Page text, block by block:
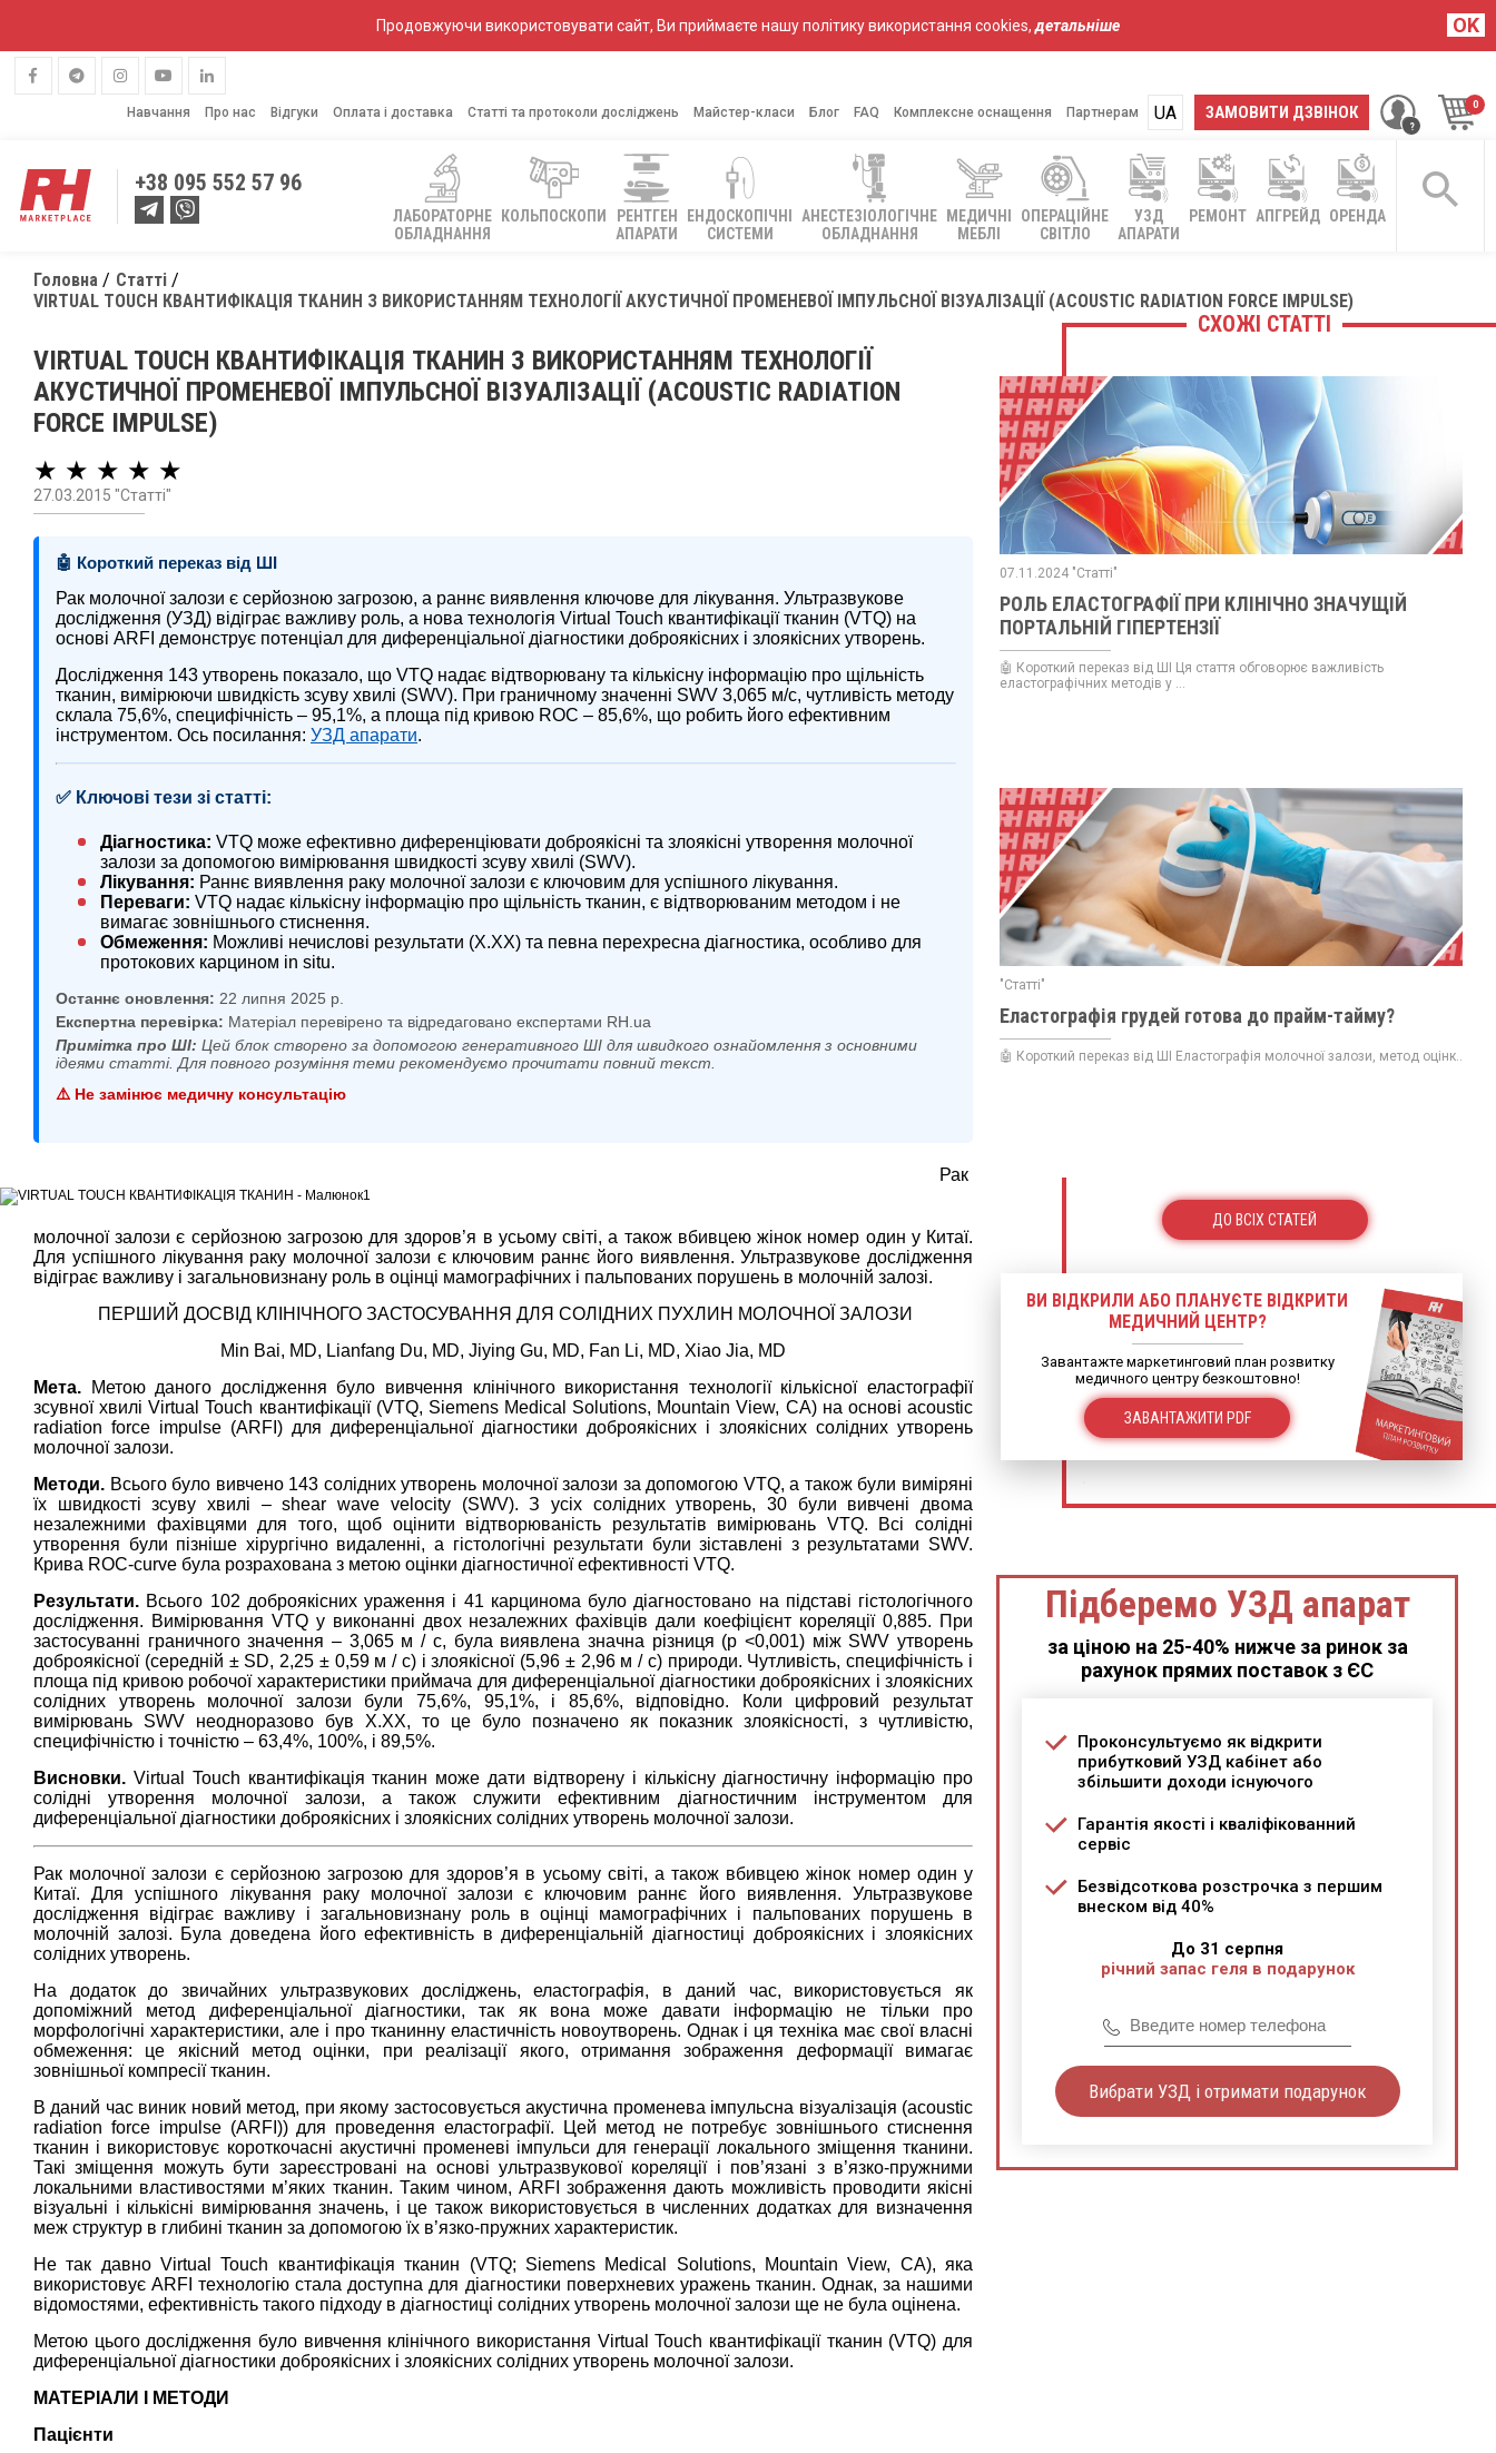
Продовжуючи використовувати сайт, Ви приймаєте нашу політику використання cookies,детальніше OK
Навчання Про нас Відгуки Оплата і доставка Статті та протоколи досліджень Майстер-класи Блог FAQ Комплексне оснащення Партнерам ЗАМОВИТИ ДЗВІНОК
UA
RU
+38 095 552 57 96
ЛАБОРАТОРНЕ
ОБЛАДНАННЯ
КОЛЬПОСКОПИ
РЕНТГЕН
АПАРАТИ
ЕНДОСКОПІЧНІ
СИСТЕМИ
АНЕСТЕЗІОЛОГІЧНЕ
ОБЛАДНАННЯ
МЕДИЧНІ
МЕБЛІ
ОПЕРАЦІЙНЕ
СВІТЛО
УЗД
АПАРАТИ
РЕМОНТ АПГРЕЙД ОРЕНДА
Головна
Статті
VIRTUAL TOUCH КВАНТИФІКАЦІЯ ТКАНИН З ВИКОРИСТАННЯМ ТЕХНОЛОГІЇ АКУСТИЧНОЇ ПРОМЕНЕВОЇ ІМПУЛЬСНОЇ ВІЗУАЛІЗАЦІЇ (ACOUSTIC RADIATION FORCE IMPULSE)
VIRTUAL TOUCH КВАНТИФІКАЦІЯ ТКАНИН З ВИКОРИСТАННЯМ ТЕХНОЛОГІЇ
АКУСТИЧНОЇ ПРОМЕНЕВОЇ ІМПУЛЬСНОЇ ВІЗУАЛІЗАЦІЇ (ACOUSTIC RADIATION
FORCE IMPULSE)
★ ★ ★ ★ ★
27.03.2015 "Статті"
🤖 Короткий переказ від ШІ
Рак молочної залози є серйозною загрозою, а раннє виявлення ключове для лікування. Ультразвукове
дослідження (УЗД) відіграє важливу роль, а нова технологія Virtual Touch квантифікації тканин (VTQ) на
основі ARFI демонструє потенціал для диференціальної діагностики доброякісних і злоякісних утворень.
Дослідження 143 утворень показало, що VTQ надає відтворювану та кількісну інформацію про щільність
тканин, вимірюючи швидкість зсуву хвилі (SWV). При граничному значенні SWV 3,065 м/с, чутливість методу
склала 75,6%, специфічність – 95,1%, а площа під кривою ROC – 85,6%, що робить його ефективним
інструментом. Ось посилання: УЗД апарати.
✅ Ключові тези зі статті:
Діагностика: VTQ може ефективно диференціювати доброякісні та злоякісні утворення молочної
залози за допомогою вимірювання швидкості зсуву хвилі (SWV).
Лікування: Раннє виявлення раку молочної залози є ключовим для успішного лікування.
Переваги: VTQ надає кількісну інформацію про щільність тканин, є відтворюваним методом і не
вимагає зовнішнього стиснення.
Обмеження: Можливі нечислові результати (X.XX) та певна перехресна діагностика, особливо для
протокових карцином in situ.
Останнє оновлення: 22 липня 2025 р.
Експертна перевірка: Матеріал перевірено та відредаговано експертами RH.ua
Примітка про ШІ: Цей блок створено за допомогою генеративного ШІ для швидкого ознайомлення з основними
ідеями статті. Для повного розуміння теми рекомендуємо прочитати повний текст.
⚠️ Не замінює медичну консультацію
Рак
молочної залози є серйозною загрозою для здоров’я в усьому світі, а також вбивцею жінок номер один у Китаї.
Для успішного лікування раку молочної залози є ключовим раннє його виявлення. Ультразвукове дослідження
відіграє важливу і загальновизнану роль в оцінці мамографічних і пальпованих порушень в молочній залозі.
ПЕРШИЙ ДОСВІД КЛІНІЧНОГО ЗАСТОСУВАННЯ ДЛЯ СОЛІДНИХ ПУХЛИН МОЛОЧНОЇ ЗАЛОЗИ
Min Bai, MD, Lianfang Du, MD, Jiying Gu, MD, Fan Li, MD, Xiao Jia, MD
Мета. Метою даного дослідження було вивчення клінічного використання технології кількісної еластографії
зсувної хвилі Virtual Touch квантифікації (VTQ, Siemens Medical Solutions, Mountain View, CA) на основі acoustic
radiation force impulse (ARFI) для диференціальної діагностики доброякісних і злоякісних солідних утворень
молочної залози.
Методи. Всього було вивчено 143 солідних утворень молочної залози за допомогою VTQ, а також були виміряні
їх швидкості зсуву хвилі – shear wave velocity (SWV). З усіх солідних утворень, 30 були вивчені двома
незалежними фахівцями для того, щоб оцінити відтворюваність результатів вимірювань VTQ. Всі солідні
утворення були пізніше хірургічно видаленні, а гістологічні результати були зіставлені з результатами SWV.
Крива ROC-curve була розрахована з метою оцінки діагностичної ефективності VTQ.
Результати. Всього 102 доброякісних ураження і 41 карцинома було діагностовано на підставі гістологічного
дослідження. Вимірювання VTQ у виконанні двох незалежних фахівців дали коефіцієнт кореляції 0,885. При
застосуванні граничного значення – 3,065 м / с, була виявлена значна різниця (р <0,001) між SWV утворень
доброякісної (середній ± SD, 2,25 ± 0,59 м / с) і злоякісної (5,96 ± 2,96 м / с) природи. Чутливість, специфічність і
площа під кривою робочої характеристики приймача для диференціальної діагностики доброякісних і злоякісних
солідних утворень молочної залози були 75,6%, 95,1%, і 85,6%, відповідно. Коли цифровий результат
вимірювань SWV неодноразово був X.XX, то це було позначено як показник злоякісності, з чутливістю,
специфічністю і точністю – 63,4%, 100%, і 89,5%.
Висновки. Virtual Touch квантифікація тканин може дати відтворену і кількісну діагностичну інформацію про
солідні утворення молочної залози, а також служити ефективним діагностичним інструментом для
диференціальної діагностики доброякісних і злоякісних солідних утворень молочної залози.
Рак молочної залози є серйозною загрозою для здоров’я в усьому світі, а також вбивцею жінок номер один у
Китаї. Для успішного лікування раку молочної залози є ключовим раннє його виявлення. Ультразвукове
дослідження відіграє важливу і загальновизнану роль в оцінці мамографічних і пальпованих порушень в
молочній залозі. Була доведена його ефективність в диференціальній діагностиці доброякісних і злоякісних
солідних утворень.
На додаток до звичайних ультразвукових досліджень, еластографія, в даний час, використовується як
допоміжний метод диференціальної діагностики, так як вона може давати інформацію не тільки про
морфологічні характеристики, але і про тканинну еластичність новоутворень. Однак і ця техніка має свої власні
обмеження: це якісний метод оцінки, при реалізації якого, отримання зображення деформації вимагає
зовнішньої компресії тканин.
В даний час виник новий метод, при якому застосовується акустична променева імпульсна візуалізація (acoustic
radiation force impulse (ARFI)) для проведення еластографії. Цей метод не потребує зовнішнього стиснення
тканин і використовує короткочасні акустичні променеві імпульси для генерації локального зміщення тканини.
Такі зміщення можуть бути зареєстровані на основі ультразвукової кореляції і пов’язані з в’язко-пружними
локальними властивостями м’яких тканин. Таким чином, ARFI зображення дають можливість проводити якісні
візуальні і кількісні вимірювання значень, і це також використовується в численних додатках для визначення
меж структур в глибині тканин за допомогою їх в’язко-пружних характеристик.
Не так давно Virtual Touch квантифікація тканин (VTQ; Siemens Medical Solutions, Mountain View, CA), яка
використовує ARFI технологію стала доступна для діагностики поверхневих уражень тканин. Однак, за нашими
відомостями, ефективність такого підходу в діагностиці солідних утворень молочної залози ще не була оцінена.
Метою цього дослідження було вивчення клінічного використання Virtual Touch квантифікації тканин (VTQ) для
диференціальної діагностики доброякісних і злоякісних солідних утворень молочної залози.
МАТЕРІАЛИ І МЕТОДИ
Пацієнти
СХОЖІ СТАТТІ
07.11.2024 "Статті"
РОЛЬ ЕЛАСТОГРАФІЇ ПРИ КЛІНІЧНО ЗНАЧУЩІЙ
ПОРТАЛЬНІЙ ГІПЕРТЕНЗІЇ
🤖 Короткий переказ від ШІ Ця стаття обговорює важливість
еластографічних методів у ...
"Статті"
Еластографія грудей готова до прайм-тайму?
🤖 Короткий переказ від ШІ Еластографія молочної залози, метод оцінк...
ДО ВСІХ СТАТЕЙ
ВИ ВІДКРИЛИ АБО ПЛАНУЄТЕ ВІДКРИТИ
МЕДИЧНИЙ ЦЕНТР?
Завантажте маркетинговий план розвитку
медичного центру безкоштовно!
ЗАВАНТАЖИТИ PDF
Підберемо УЗД апарат
за ціною на 25-40% нижче за ринок за
рахунок прямих поставок з ЄС
Проконсультуємо як відкрити
прибутковий УЗД кабінет або
збільшити доходи існуючого
Гарантія якості і кваліфікованний
сервіс
Безвідсоткова розстрочка з першим
внеском від 40%
До 31 серпня
річний запас геля в подарунок
Вибрати УЗД і отримати подарунок